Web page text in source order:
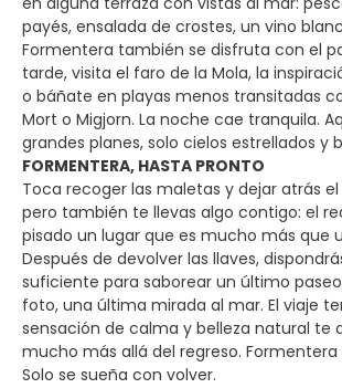
payés, ensalada de crostes, un vino
Formentera también se disfruta con el
tarde, visita el faro de la Mola, la
o báñate en playas menos transitadas
Mort o Migjorn. La noche cae tranquila.
grandes planes, solo cielos estrellados y
FORMENTERA, HASTA PRONTO
Toca recoger las maletas y dejar atrás
pero también te llevas algo contigo: el
pisado un lugar que es mucho más que
Después de devolver las llaves,
suficiente para saborear un último
foto, una última mirada al mar. El viaje
sensación de calma y belleza natural te
mucho más allá del regreso. Formentera
Solo se sueña con volver.